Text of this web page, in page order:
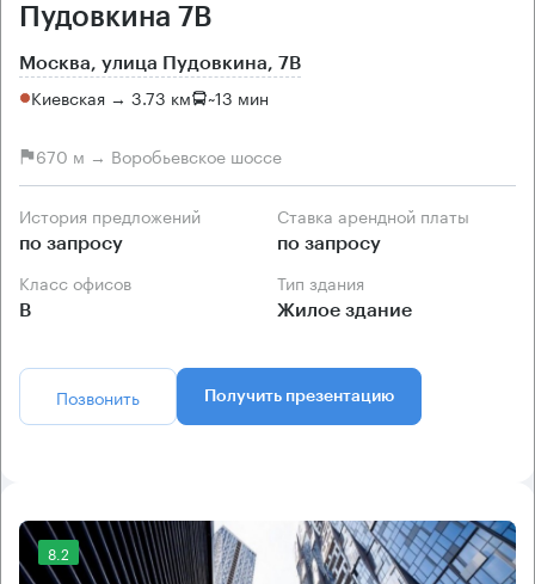
Пудовкина 7В
Москва, улица Пудовкина, 7В
Киевская → 3.73 км ~13 мин
670 м → Воробьевское шоссе
История предложений
по запросу
Ставка арендной платы
по запросу
Класс офисов
B
Тип здания
Жилое здание
Позвонить Получить презентацию
8.2